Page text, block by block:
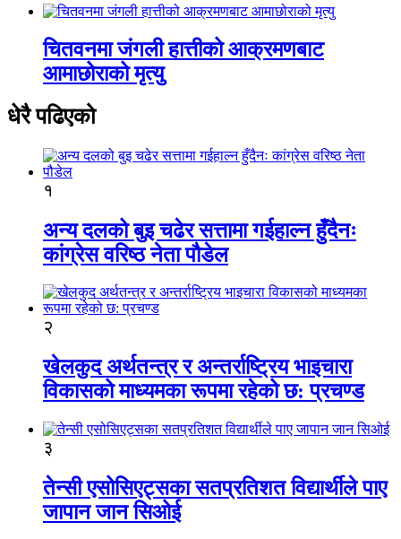
चितवनमा जंगली हात्तीको आक्रमणबाट
आमाछोराको मृत्यु
धेरै पढिएको
१
अन्य दलको बुइ चढेर सत्तामा गईहाल्न हुँदैनः
कांग्रेस वरिष्ठ नेता पौडेल
२
खेलकुद अर्थतन्त्र र अन्तर्राष्ट्रिय भाइचारा
विकासको माध्यमका रूपमा रहेको छ: प्रचण्ड
३
तेन्सी एसोसिएट्सका सतप्रतिशत विद्यार्थीले पाए
जापान जान सिओई